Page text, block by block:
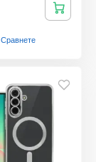
Сравнете